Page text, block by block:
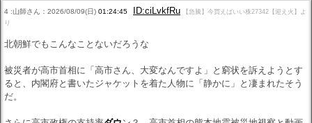
4 :山師さん：2026/08/09(日) 01:24:45 ID:ciLvkfRu
【急騰】今買えばいい株27342【迎え火】よ
り
北朝鮮でもこんなことないだろうな
被災者が高市首相に「高市さん、大変なんですよ」と窮状を訴えようとす
ると、内閣府と書いたジャケットを着た人物に「静かに」と凄まれたそう
だ。